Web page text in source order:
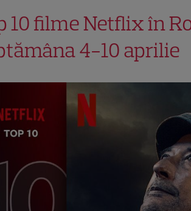
10 filme Netflix în
4-10 aprilie